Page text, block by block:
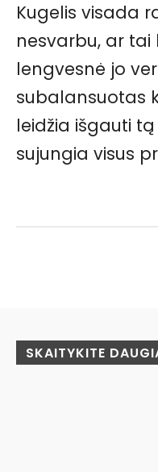
Kugelis visada
nesvarbu, ar tai
lengvesnė jo
subalansuotas
leidžia išgauti
sujungia visus
SKAITYKITE